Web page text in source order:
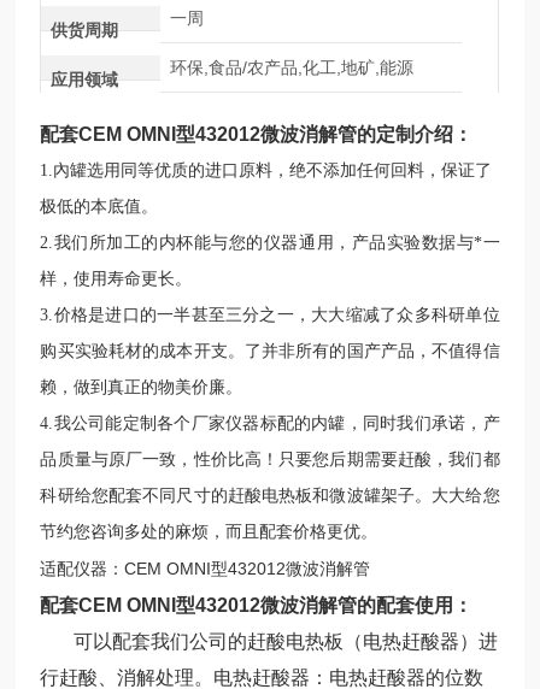
供货周期
一周
应用领域
环保,食品/农产品,化工,地矿,能源
配套CEM OMNI型432012微波消解管的定制介绍：
1. 內罐选用 同等优质的进口原料，绝不添加任何回料，保证了
极低的本底值。
2. 我们所加工的内杯能与您的仪器通用，产品实验数据与*一
样，使用寿命更长 。
3. 价格是进口的一半甚至三分之一， 大大缩减了众多科研单位
购买实验耗材的成本开支。了并非所有的国产产品，不值得信
赖，做到真正的物美价廉。
4. 我公司能定制各个厂家仪器标配的内罐，同时我们承诺，产
品质量与原厂一致，性价比高！ 只要您后期需要赶酸，我们都
科研给您配套不同尺寸的赶酸电热板和微波罐架子。大大给您
节约您咨询多处的麻烦，而且配套价格更优。
适配仪器：CEM OMNI型432012微波消解管
配套CEM OMNI型432012微波消解管的配套使用：
可以配套我们公司的赶酸电热板（电热赶酸器）进
行赶酸、消解处理。电热赶酸器：电热赶酸器的位数